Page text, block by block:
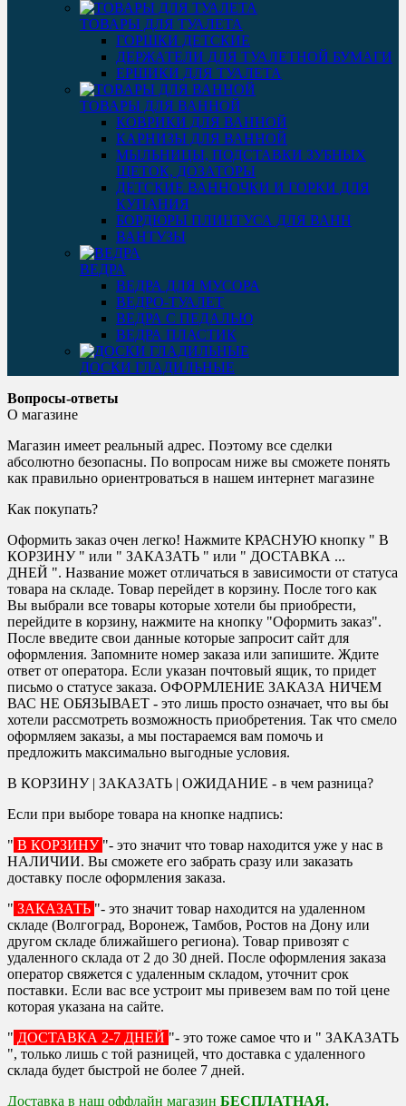
ТОВАРЫ ДЛЯ ТУАЛЕТА
ГОРШКИ ДЕТСКИЕ
ДЕРЖАТЕЛИ ДЛЯ ТУАЛЕТНОЙ БУМАГИ
ЕРШИКИ ДЛЯ ТУАЛЕТА
ТОВАРЫ ДЛЯ ВАННОЙ
КОВРИКИ ДЛЯ ВАННОЙ
КАРНИЗЫ ДЛЯ ВАННОЙ
МЫЛЬНИЦЫ, ПОДСТАВКИ ЗУБНЫХ
ЩЕТОК, ДОЗАТОРЫ
ДЕТСКИЕ ВАННОЧКИ И ГОРКИ ДЛЯ
КУПАНИЯ
БОРДЮРЫ ПЛИНТУСА ДЛЯ ВАНН
ВАНТУЗЫ
ВЕДРА
ВЕДРА ДЛЯ МУСОРА
ВЕДРО-ТУАЛЕТ
ВЕДРА С ПЕДАЛЬЮ
ВЕДРА ПЛАСТИК
ДОСКИ ГЛАДИЛЬНЫЕ
Вопросы-ответы
О магазине
Магазин имеет реальный адрес. Поэтому все сделки
абсолютно безопасны. По вопросам ниже вы сможете понять
как правильно ориентроваться в нашем интернет магазине
Как покупать?
Оформить заказ очен легко! Нажмите КРАСНУЮ кнопку " В
КОРЗИНУ " или " ЗАКАЗАТЬ " или " ДОСТАВКА ...
ДНЕЙ ". Название может отличаться в зависимости от статуса
товара на складе. Товар перейдет в корзину. После того как
Вы выбрали все товары которые хотели бы приобрести,
перейдите в корзину, нажмите на кнопку "Оформить заказ".
После введите свои данные которые запросит сайт для
оформления. Запомните номер заказа или запишите. Ждите
ответ от оператора. Если указан почтовый ящик, то придет
письмо о статусе заказа. ОФОРМЛЕНИЕ ЗАКАЗА НИЧЕМ
ВАС НЕ ОБЯЗЫВАЕТ - это лишь просто означает, что вы бы
хотели рассмотреть возможность приобретения. Так что смело
оформляем заказы, а мы постараемся вам помочь и
предложить максимально выгодные условия.
В КОРЗИНУ | ЗАКАЗАТЬ | ОЖИДАНИЕ - в чем разница?
Если при выборе товара на кнопке надпись:
" В КОРЗИНУ "- это значит что товар находится уже у нас в
НАЛИЧИИ. Вы сможете его забрать сразу или заказать
доставку после оформления заказа.
" ЗАКАЗАТЬ "- это значит товар находится на удаленном
складе (Волгоград, Воронеж, Тамбов, Ростов на Дону или
другом складе ближайшего региона). Товар привозят с
удаленного склада от 2 до 30 дней. После оформления заказа
оператор свяжется с удаленным складом, уточнит срок
поставки. Если вас все устроит мы привезем вам по той цене
которая указана на сайте.
" ДОСТАВКА 2-7 ДНЕЙ "- это тоже самое что и " ЗАКАЗАТЬ
", только лишь с той разницей, что доставка с удаленного
склада будет быстрой не более 7 дней.
Доставка в наш оффлайн магазин БЕСПЛАТНАЯ.